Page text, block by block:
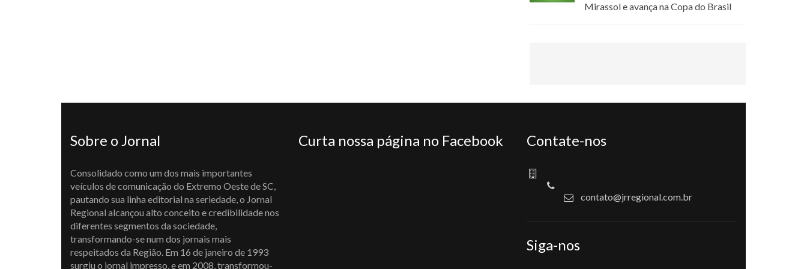
Mirassol e avança na Copa do Brasil
Sobre o Jornal
Consolidado como um dos mais importantes
veículos de comunicação do Extremo Oeste de SC,
pautando sua linha editorial na seriedade, o Jornal
Regional alcançou alto conceito e credibilidade nos
diferentes segmentos da sociedade,
transformando-se num dos jornais mais
respeitados da Região. Em 16 de janeiro de 1993
surgiu o jornal impresso, e em 2008, transformou-
Curta nossa página no Facebook Contate-nos
contato@jrregional.com.br
Siga-nos